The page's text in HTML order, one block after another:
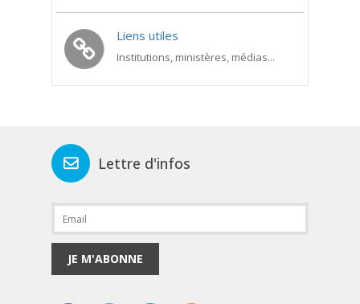
Liens utiles
Institutions, ministères, médias...
Lettre d'infos
JE M'ABONNE